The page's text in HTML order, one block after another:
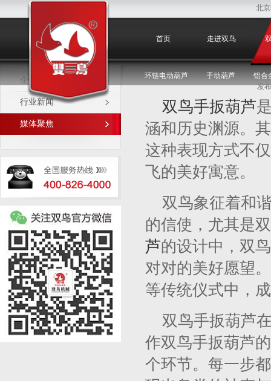
北
首页 走进双鸟
环链电动葫芦 手动葫芦 铝合
媒体聚焦
企业新闻
行业新闻
媒体聚焦
发
双鸟手扳葫芦
涵和历史渊源。
这种表现方式不
飞的美好寓意。
双鸟象征着和
的信使，尤其是
芦的设计中，双
对对的美好愿望
等传统仪式中，
双鸟手扳葫芦
作双鸟手扳葫芦
个环节。每一步